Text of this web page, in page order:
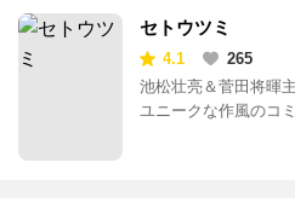
セトウツミ
4.1
265
池松壮亮＆菅田将暉
ユニークな作風のコ